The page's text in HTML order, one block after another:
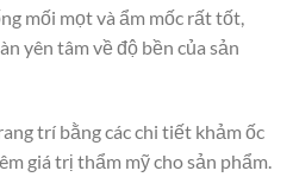
mối mọt và ẩm mốc rất tốt,
yên tâm về độ bền của sản
trí bằng các chi tiết khảm ốc
giá trị thẩm mỹ cho sản phẩm.